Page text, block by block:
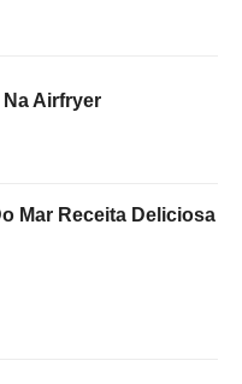
Airfryer
Mar Receita Deliciosa